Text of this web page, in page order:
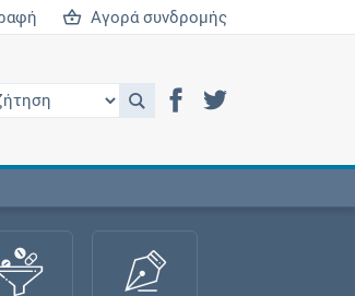
Αγορά συνδρομής